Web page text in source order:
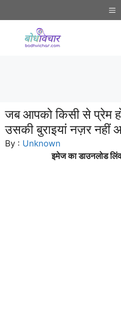
to
जब आपको किसी से प्रेम
उसकी बुराइयां नज़र नहीं
By : Unknown
इमेज का डाउनलोड